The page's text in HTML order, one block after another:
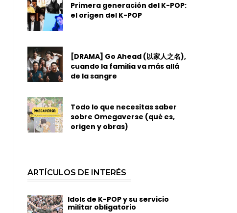
Primera generación del K-POP:
el origen del K-POP
[DRAMA] Go Ahead (以家人之名),
cuando la familia va más allá
de la sangre
Todo lo que necesitas saber
sobre Omegaverse (qué es,
origen y obras)
ARTÍCULOS DE INTERÉS
Idols de K-POP y su servicio
militar obligatorio